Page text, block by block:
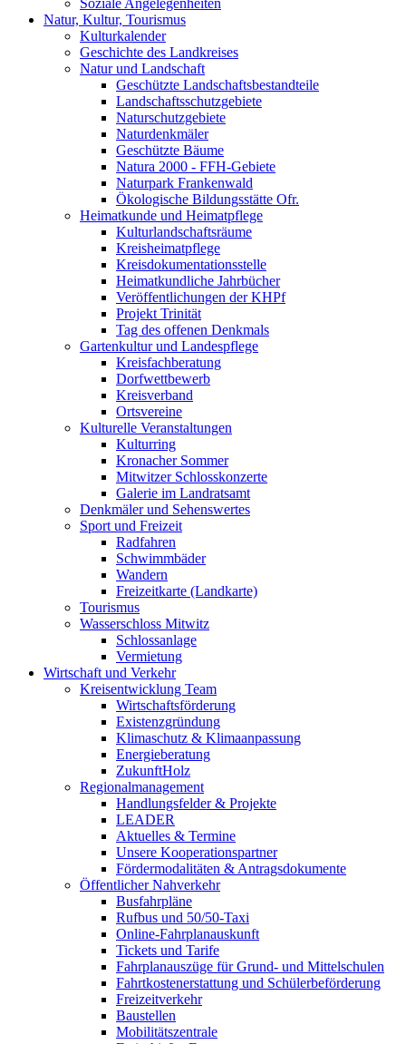
Soziale Angelegenheiten
Natur, Kultur, Tourismus
Kulturkalender
Geschichte des Landkreises
Natur und Landschaft
Geschützte Landschaftsbestandteile
Landschaftsschutzgebiete
Naturschutzgebiete
Naturdenkmäler
Geschützte Bäume
Natura 2000 - FFH-Gebiete
Naturpark Frankenwald
Ökologische Bildungsstätte Ofr.
Heimatkunde und Heimatpflege
Kulturlandschaftsräume
Kreisheimatpflege
Kreisdokumentationsstelle
Heimatkundliche Jahrbücher
Veröffentlichungen der KHPf
Projekt Trinität
Tag des offenen Denkmals
Gartenkultur und Landespflege
Kreisfachberatung
Dorfwettbewerb
Kreisverband
Ortsvereine
Kulturelle Veranstaltungen
Kulturring
Kronacher Sommer
Mitwitzer Schlosskonzerte
Galerie im Landratsamt
Denkmäler und Sehenswertes
Sport und Freizeit
Radfahren
Schwimmbäder
Wandern
Freizeitkarte (Landkarte)
Tourismus
Wasserschloss Mitwitz
Schlossanlage
Vermietung
Wirtschaft und Verkehr
Kreisentwicklung Team
Wirtschaftsförderung
Existenzgründung
Klimaschutz & Klimaanpassung
Energieberatung
ZukunftHolz
Regionalmanagement
Handlungsfelder & Projekte
LEADER
Aktuelles & Termine
Unsere Kooperationspartner
Fördermodalitäten & Antragsdokumente
Öffentlicher Nahverkehr
Busfahrpläne
Rufbus und 50/50-Taxi
Online-Fahrplanauskunft
Tickets und Tarife
Fahrplanauszüge für Grund- und Mittelschulen
Fahrtkostenerstattung und Schülerbeförderung
Freizeitverkehr
Baustellen
Mobilitätszentrale